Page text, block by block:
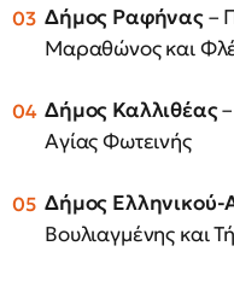
Δήμος Ραφήνας–
Μαραθώνος και
Δήμος Καλλιθέας–
Αγίας Φωτεινής
Δήμος
Βουλιαγμένης και